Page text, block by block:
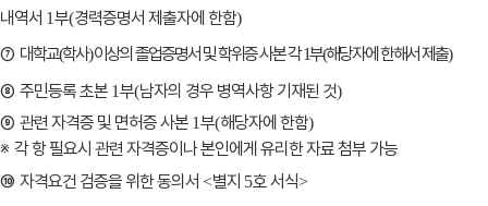
내역서 1부(경력증명서 제출자에 한함)
⑦ 대학교(학사)이상의 졸업증명서 및 학위증 사본 각1부(해당자에 한해서 제출)
⑧ 주민등록 초본 1부(남자의 경우 병역사항 기재된 것)
⑨ 관련 자격증 및 면허증 사본 1부(해당자에 한함)
※ 각 항 필요시 관련 자격증이나 본인에게 유리한 자료 첨부 가능
⑩ 자격요건 검증을 위한 동의서 <별지 5호 서식>